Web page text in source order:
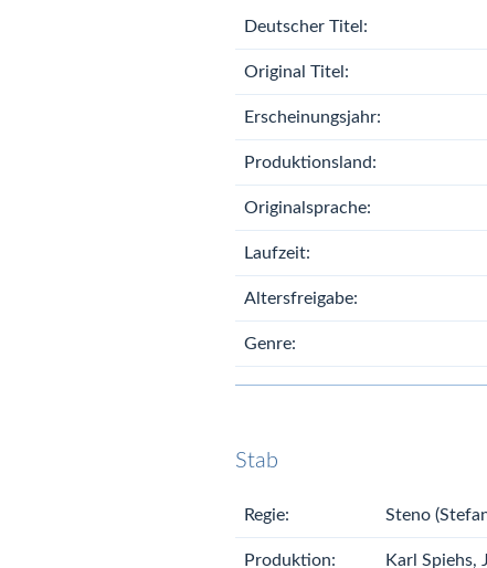
Deutscher Titel:
Original Titel:
Erscheinungsjahr:
Produktionsland:
Originalsprache:
Laufzeit:
Altersfreigabe:
Genre:
Stab
Regie: Steno
Produktion: Karl Spiehs,